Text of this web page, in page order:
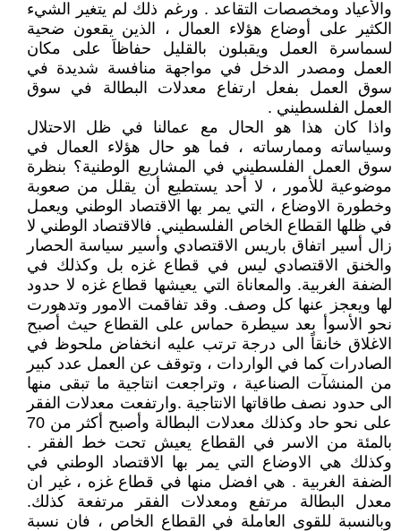
والأعياد ومخصصات التقاعد . ورغم ذلك لم يتغير الشيء
الكثير على أوضاع هؤلاء العمال ، الذين يقعون ضحية
لسماسرة العمل ويقبلون بالقليل حفاظاَ على مكان
العمل ومصدر الدخل في مواجهة منافسة شديدة في
سوق العمل بفعل ارتفاع معدلات البطالة في سوق
العمل الفلسطيني .
واذا كان هذا هو الحال مع عمالنا في ظل الاحتلال
وسياساته وممارساته ، فما هو حال هؤلاء العمال في
سوق العمل الفلسطيني في المشاريع الوطنية؟ بنظرة
موضوعية للأمور ، لا أحد يستطيع أن يقلل من صعوبة
وخطورة الاوضاع ، التي يمر بها الاقتصاد الوطني ويعمل
في ظلها القطاع الخاص الفلسطيني. فالاقتصاد الوطني لا
زال أسير اتفاق باريس الاقتصادي وأسير سياسة الحصار
والخنق الاقتصادي ليس في قطاع غزه بل وكذلك في
الضفة الغربية. والمعاناة التي يعيشها قطاع غزه لا حدود
لها ويعجز عنها كل وصف. وقد تفاقمت الامور وتدهورت
نحو الأسوأ بعد سيطرة حماس على القطاع حيث أصبح
الاغلاق خانقاً الى درجة ترتب عليه انخفاض ملحوظ في
الصادرات كما في الواردات ، وتوقف عن العمل عدد كبير
من المنشآت الصناعية ، وتراجعت انتاجية ما تبقى منها
الى حدود نصف طاقاتها الانتاجية .وارتفعت معدلات الفقر
على نحو حاد وكذلك معدلات البطالة وأصبح أكثر من 70
بالمئة من الاسر في القطاع يعيش تحت خط الفقر .
وكذلك هي الاوضاع التي يمر بها الاقتصاد الوطني في
الضفة الغربية . هي افضل منها في قطاع غزه ، غير ان
معدل البطالة مرتفع ومعدلات الفقر مرتفعة كذلك.
وبالنسبة للقوى العاملة في القطاع الخاص ، فان نسبة